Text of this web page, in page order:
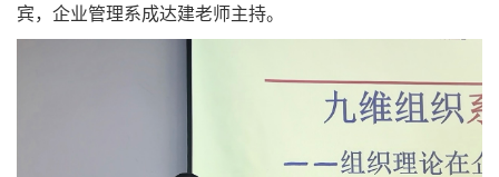
宾，企业管理系成达建老师主持。